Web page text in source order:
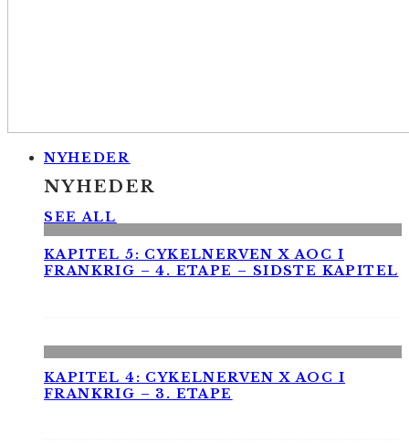
NYHEDER
NYHEDER
SEE ALL
KAPITEL 5: CYKELNERVEN X AOC I
FRANKRIG – 4. ETAPE – SIDSTE KAPITEL
KAPITEL 4: CYKELNERVEN X AOC I
FRANKRIG – 3. ETAPE